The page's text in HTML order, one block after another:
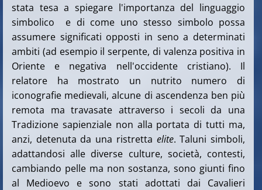
stata tesa a spiegare l'importanza del linguaggio
simbolico e di come uno stesso simbolo possa
assumere significati opposti in seno a determinati
ambiti (ad esempio il serpente, di valenza positiva in
Oriente e negativa nell'occidente cristiano). Il
relatore ha mostrato un nutrito numero di
iconografie medievali, alcune di ascendenza ben più
remota ma travasate attraverso i secoli da una
Tradizione sapienziale non alla portata di tutti ma,
anzi, detenuta da una ristretta elite. Taluni simboli,
adattandosi alle diverse culture, società, contesti,
cambiando pelle ma non sostanza, sono giunti fino
al Medioevo e sono stati adottati dai Cavalieri